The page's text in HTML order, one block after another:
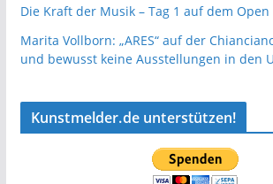
Die Kraft der Musik – Tag 1 auf dem Open
Marita Vollborn: „ARES“ auf der
und bewusst keine Ausstellungen in den
Kunstmelder.de unterstützen!